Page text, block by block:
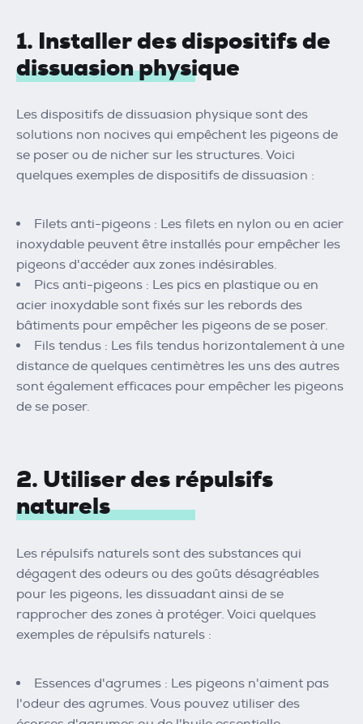
1. Installer des dispositifs de
dissuasion physique
Les dispositifs de dissuasion physique sont des
solutions non nocives qui empêchent les pigeons de
se poser ou de nicher sur les structures. Voici
quelques exemples de dispositifs de dissuasion :
Filets anti-pigeons : Les filets en nylon ou en acier
inoxydable peuvent être installés pour empêcher les
pigeons d'accéder aux zones indésirables.
Pics anti-pigeons : Les pics en plastique ou en
acier inoxydable sont fixés sur les rebords des
bâtiments pour empêcher les pigeons de se poser.
Fils tendus : Les fils tendus horizontalement à une
distance de quelques centimètres les uns des autres
sont également efficaces pour empêcher les pigeons
de se poser.
2. Utiliser des répulsifs
naturels
Les répulsifs naturels sont des substances qui
dégagent des odeurs ou des goûts désagréables
pour les pigeons, les dissuadant ainsi de se
rapprocher des zones à protéger. Voici quelques
exemples de répulsifs naturels :
Essences d'agrumes : Les pigeons n'aiment pas
l'odeur des agrumes. Vous pouvez utiliser des